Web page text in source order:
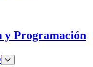
y Programación